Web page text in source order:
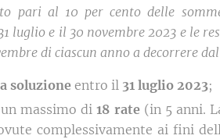
pari al 10 per cento delle
luglio e il 30 novembre 2023 e le
di ciascun anno a decorrere
soluzione entro il 31 luglio 2023;
massimo di 18 rate(in 5 anni.
complessivamente ai fini